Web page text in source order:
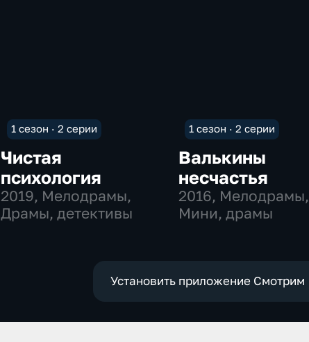
1 сезон · 2 серии
Чистая
психология
2019, Мелодрамы,
Драмы, детективы
1 сезон · 2 серии
Валькины
несчастья
2016, Мелодрамы,
Мини, драмы
Установить приложение Смотрим